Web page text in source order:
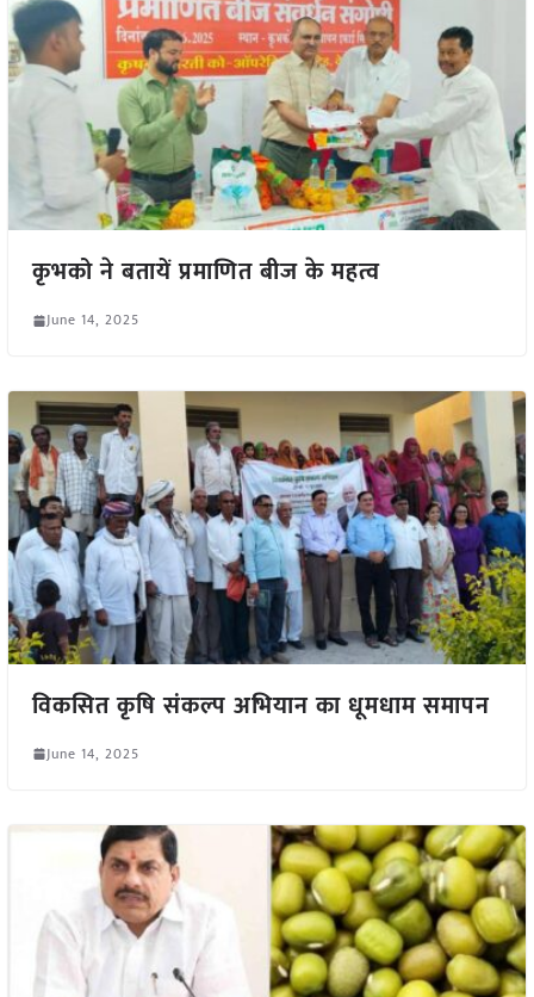
कृभको ने बतायें प्रमाणित बीज के महत्व
June 14, 2025
विकसित कृषि संकल्प अभियान का धूमधाम समापन
June 14, 2025